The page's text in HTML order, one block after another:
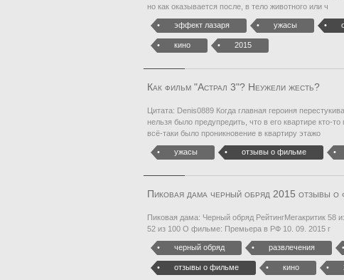
но как оказывается после, в тело животного или ч
эффект лазаря ужасы
кино 2015
Как фильм "Астрал 3"? Неужели жесть?
Цитата: Denis0889 Когда главная героиня
нельзя было предупредить, что в его квартире кто-
всё-таки было проникновение в квартиру этажо
ужасы отзывы о фильме
Пиковая дама черный обряд 2015 отзывы о
Пиковая дама: Черный обряд РейтингМегакритик 58
52 из 100 О фильме: Премьера в РФ 10. 09. 2015 г
черный обряд развлечения
отзывы о фильме кино